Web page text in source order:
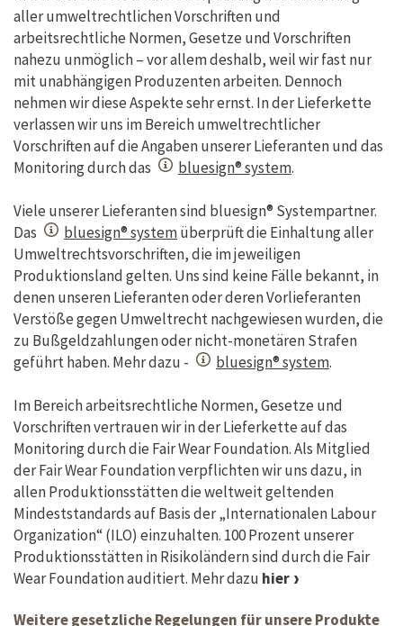
aller umweltrechtlichen Vorschriften und
arbeitsrechtliche Normen, Gesetze und Vorschriften
nahezu unmöglich – vor allem deshalb, weil wir fast nur
mit unabhängigen Produzenten arbeiten. Dennoch
nehmen wir diese Aspekte sehr ernst. In der Lieferkette
verlassen wir uns im Bereich umweltrechtlicher
Vorschriften auf die Angaben unserer Lieferanten und das
Monitoring durch das
bluesign® system.
Viele unserer Lieferanten sind bluesign® Systempartner.
Das
bluesign® systemüberprüft die Einhaltung aller
Umweltrechtsvorschriften, die im jeweiligen
Produktionsland gelten. Uns sind keine Fälle bekannt, in
denen unseren Lieferanten oder deren Vorlieferanten
Verstöße gegen Umweltrecht nachgewiesen wurden, die
zu Bußgeldzahlungen oder nicht-monetären Strafen
geführt haben. Mehr dazu -
bluesign® system.
Im Bereich arbeitsrechtliche Normen, Gesetze und
Vorschriften vertrauen wir in der Lieferkette auf das
Monitoring durch die Fair Wear Foundation. Als Mitglied
der Fair Wear Foundation verpflichten wir uns dazu, in
allen Produktionsstätten die weltweit geltenden
Mindeststandards auf Basis der „Internationalen Labour
Organization“ (ILO) einzuhalten. 100 Prozent unserer
Produktionsstätten in Risikoländern sind durch die Fair
Wear Foundation auditiert. Mehr dazu hier
Weitere gesetzliche Regelungen für unsere Produkte